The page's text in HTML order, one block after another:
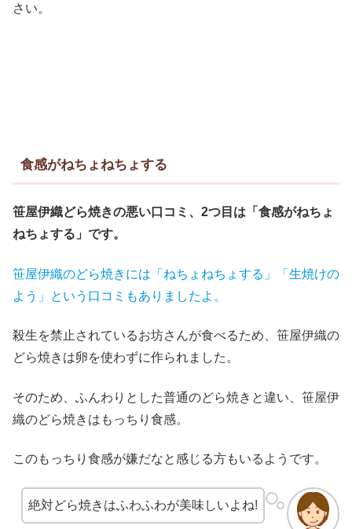
さい。
食感がねちょねちょする
笹屋伊織どら焼きの悪い口コミ、2つ目は「食感がねちょ
ねちょする」です。
笹屋伊織のどら焼きには「ねちょねちょする」「生焼けの
よう」という口コミもありましたよ。
殺生を禁止されているお坊さんが食べるため、笹屋伊織の
どら焼きは卵を使わずに作られました。
そのため、ふんわりとした普通のどら焼きと違い、笹屋伊
織のどら焼きはもっちり食感。
このもっちり食感が嫌だなと感じる方もいるようです。
絶対どら焼きはふわふわが美味しいよね!